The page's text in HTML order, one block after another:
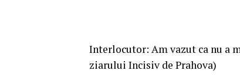
Interlocutor: Am vazut ca nu a
ziarului Incisiv de Prahova)